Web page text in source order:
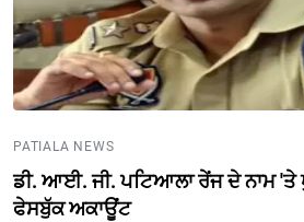
PATIALA NEWS
ਡੀ. ਆਈ. ਜੀ. ਪਟਿਆਲਾ ਰੇਂਜ ਦੇ ਨਾਮ 'ਤੇ
ਫੇਸਬੁੱਕ ਅਕਾਊਂਟ